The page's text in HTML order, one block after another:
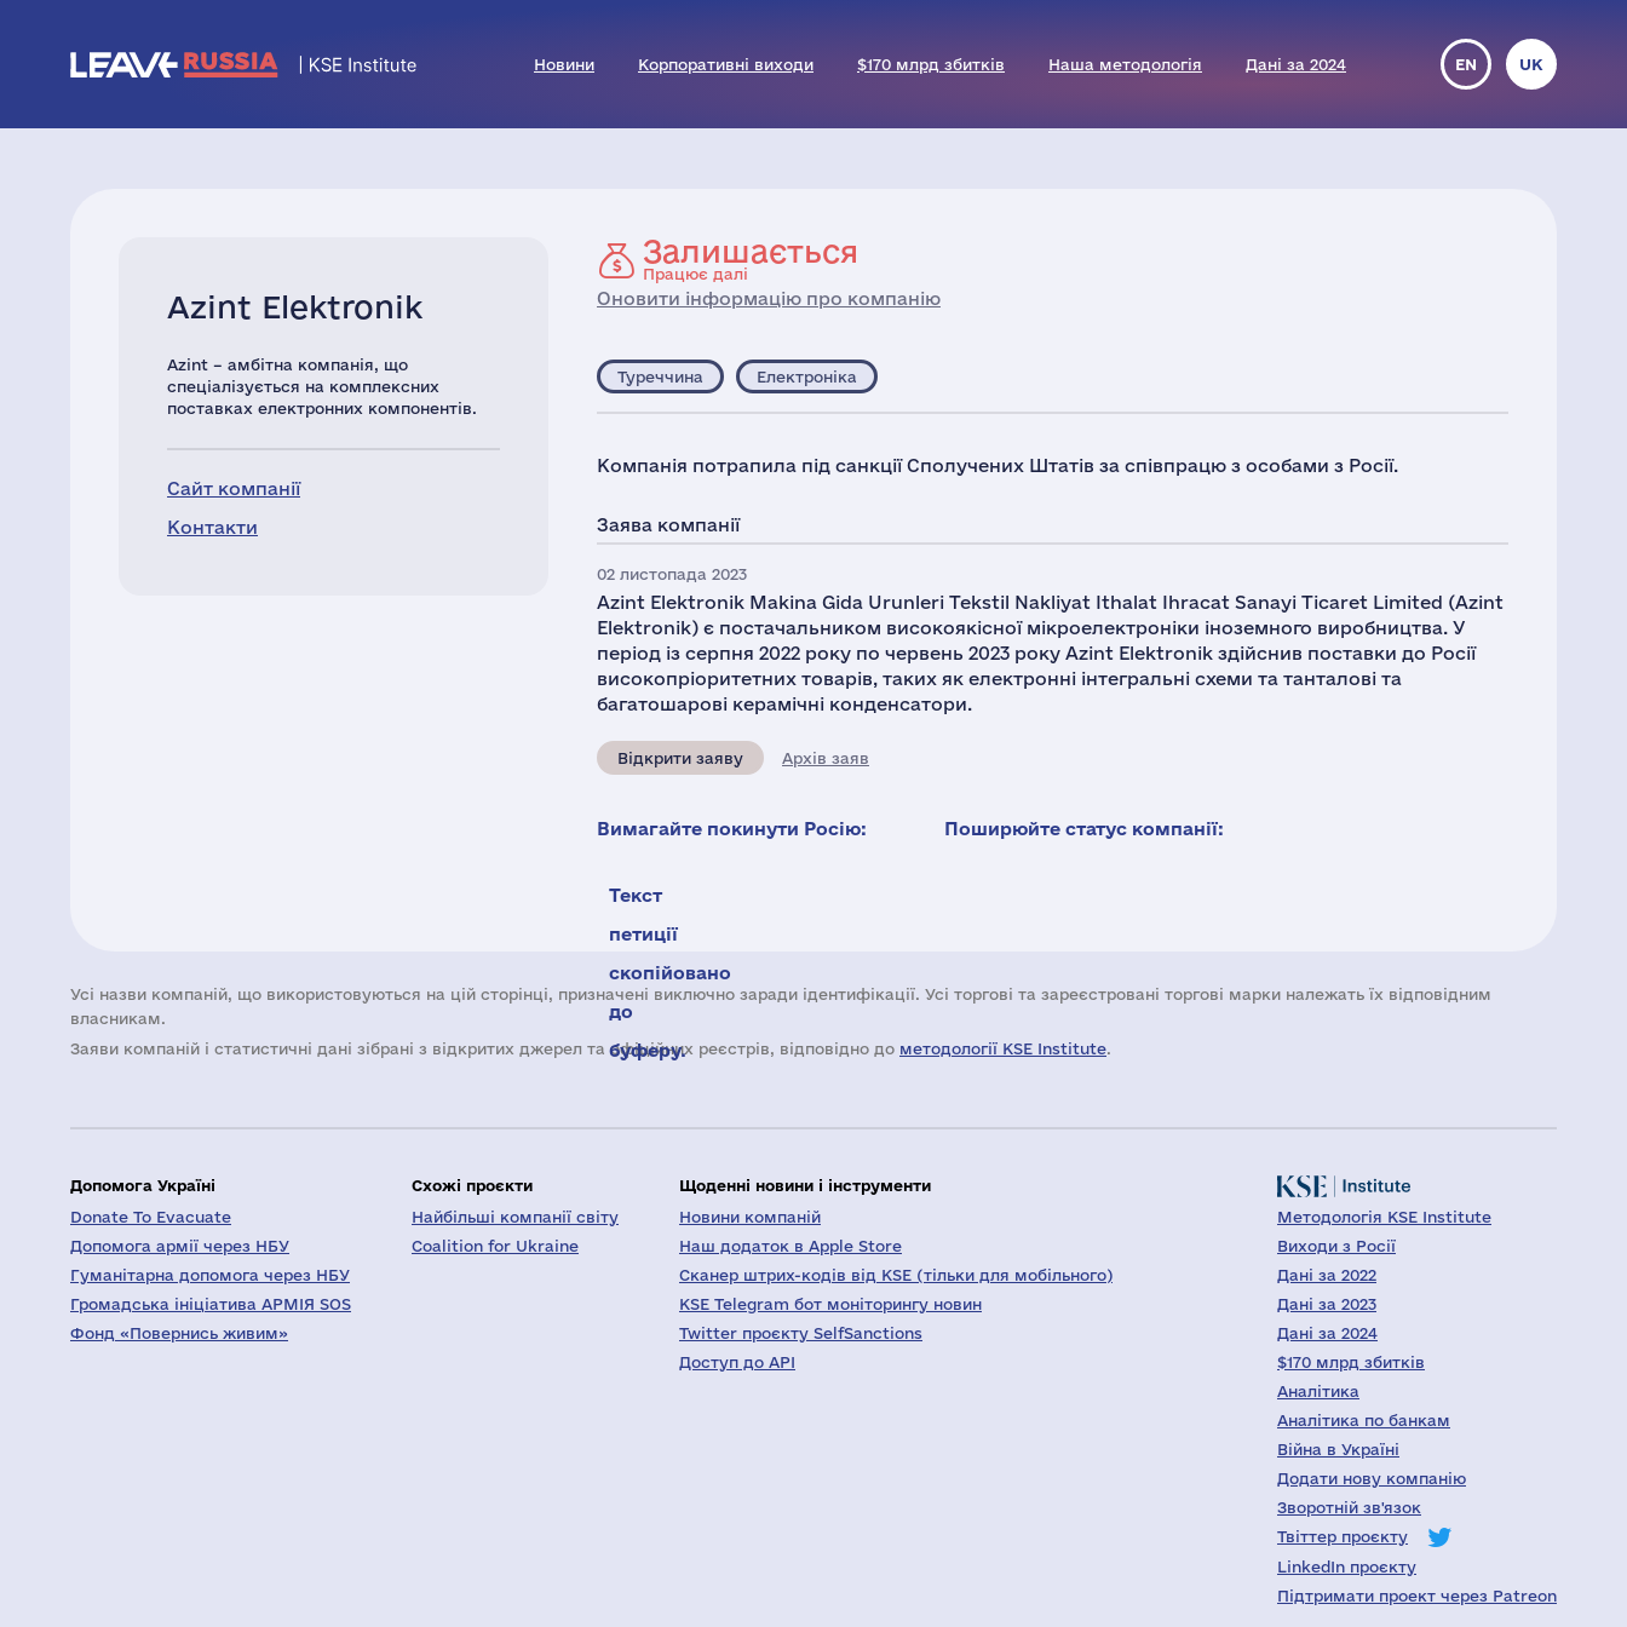
Новини Корпоративні виходи $170 млрд збитків Наша методологія Дані за 2024 EN UK
Azint Elektronik
Azint – амбітна компанія, що
спеціалізується на комплексних
поставках електронних компонентів.
Сайт компанії
Контакти
Залишається
Працює далі
Оновити інформацію про компанію
Туреччина Електроніка
Компанія потрапила під санкції Сполучених Штатів за співпрацю з особами з Росії.
Заява компанії
02 листопада 2023
Azint Elektronik Makina Gida Urunleri Tekstil Nakliyat Ithalat Ihracat Sanayi Ticaret Limited (Azint
Elektronik) є постачальником високоякісної мікроелектроніки іноземного виробництва. У
період із серпня 2022 року по червень 2023 року Azint Elektronik здійснив поставки до Росії
високопріоритетних товарів, таких як електронні інтегральні схеми та танталові та
багатошарові керамічні конденсатори.
Відкрити заяву Архів заяв
Вимагайте покинути Росію:
Текст
петиції
скопійовано
до
буферу.
Поширюйте статус компанії:
Усі назви компаній, що використовуються на цій сторінці, призначені виключно заради ідентифікації. Усі торгові та зареєстровані торгові марки належать їх відповідним
власникам.
Заяви компаній i статистичні дані зібрані з відкритих джерел та офіційних реєстрів, відповідно до методології KSE Institute.
Допомога Україні
Donate To Evacuate
Допомога армії через НБУ
Гуманітарна допомога через НБУ
Громадська ініціатива АРМІЯ SOS
Фонд «Повернись живим»
Схожі проєкти
Найбільші компанії світу
Coalition for Ukraine
Щоденні новини і інструменти
Новини компаній
Наш додаток в Apple Store
Сканер штрих-кодів від KSE (тільки для мобільного)
KSE Telegram бот моніторингу новин
Twitter проєкту SelfSanctions
Доступ до API
Методологія KSE Institute
Виходи з Росії
Дані за 2022
Дані за 2023
Дані за 2024
$170 млрд збитків
Аналітика
Аналітика по банкам
Війна в Україні
Додати нову компанію
Зворотній зв'язок
Твіттер проєкту
LinkedIn проєкту
Підтримати проект через Patreon